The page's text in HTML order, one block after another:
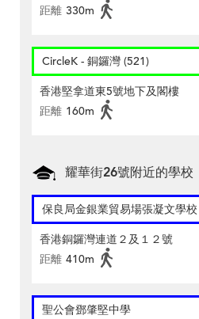
距離 330m
CircleK - 銅鑼灣 (521)
香港堅拿道東5號地下及閣樓
距離 160m
耀華街26號附近的學校
保良局金銀業貿易場張凝文學校
香港銅鑼灣連道２及１２號
距離 410m
聖公會鄧肇堅中學